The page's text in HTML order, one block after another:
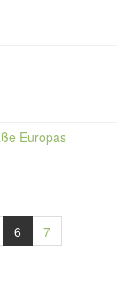
Europas
6 7